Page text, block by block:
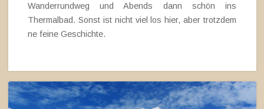
Wanderrundweg und Abends dann schön ins
Thermalbad. Sonst ist nicht viel los hier, aber trotzdem
ne feine Geschichte.